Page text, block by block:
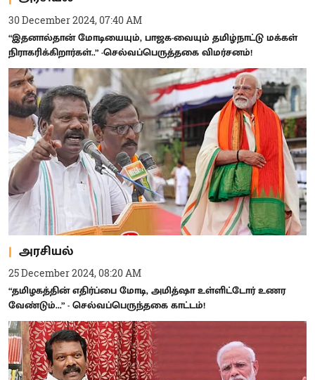
30 December 2024, 07:40 AM
“இதனால்தான் மோடியையும், பாஜக-வையும் தமிழ்நாட்டு மக்கள்
நிராகரிக்கிறார்கள்..” -செல்வப்பெருத்தகை விமர்சனம்!
அரசியல்
25 December 2024, 08:20 AM
“தமிழகத்தின் எதிர்ப்பை மோடி, அமித்ஷா உள்ளிட்டோர் உணர
வேண்டும்...” - செல்வப்பெருந்தகை காட்டம்!